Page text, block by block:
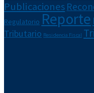
Publicaciones
Regulatorio Reporte
Tributario Residencia Fiscal